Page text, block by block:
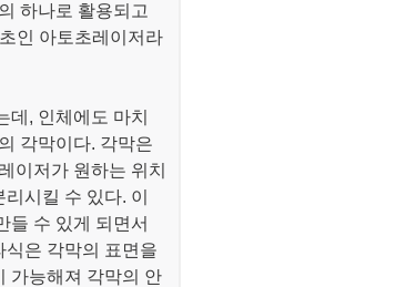
하나로 활용되고
인 아토초레이저라
, 인체에도 마치
각막이다. 각막은
이저가 원하는 위치
시킬 수 있다. 이
들 수 있게 되면서
식은 각막의 표면을
가능해져 각막의 안